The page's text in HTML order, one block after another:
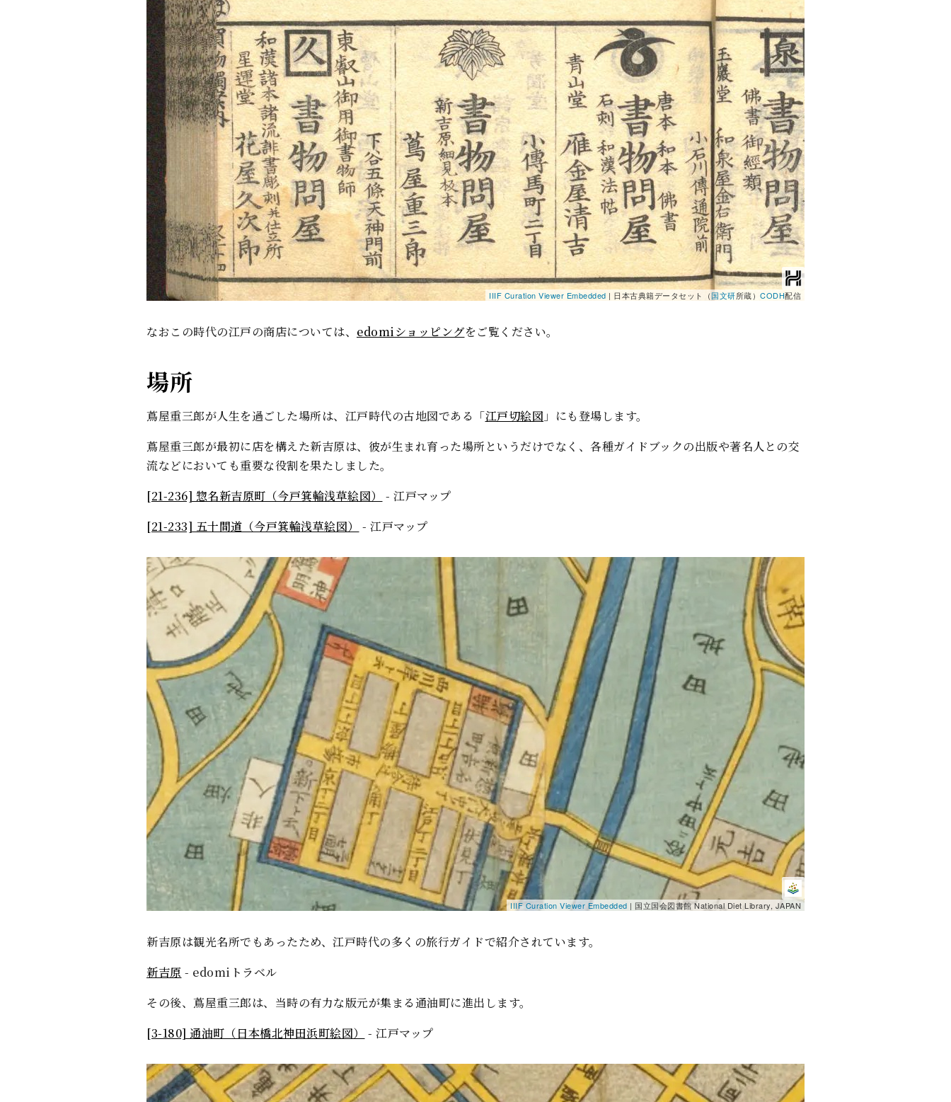
31/515
IIIF Curation Viewer Embedded | 日本古典籍データセット（国文研所蔵） CODH配信
次 前
なおこの時代の江戸の商店については、 edomiショッピングをご覧ください。
場所
蔦屋重三郎が人生を過ごした場所は、江戸時代の古地図である「江戸切絵図 」にも登場します。
蔦屋重三郎が最初に店を構えた新吉原は、彼が生まれ育った場所というだけでなく、各種ガイドブックの出版や著名人との交
流などにおいても重要な役割を果たしました。
[21-236] 惣名新吉原町（今戸箕輪浅草絵図）
- 江戸マップ
[21-233] 五十間道（今戸箕輪浅草絵図）
- 江戸マップ
+
-
IIIF Curation Viewer Embedded | 国立国会図書館 National Diet Library, JAPAN
新吉原は観光名所でもあったため、江戸時代の多くの旅行ガイドで紹介されています。
新吉原 - edomiトラベル
その後、蔦屋重三郎は、当時の有力な版元が集まる通油町に進出します。
[3-180] 通油町（日本橋北神田浜町絵図）
- 江戸マップ
+
-